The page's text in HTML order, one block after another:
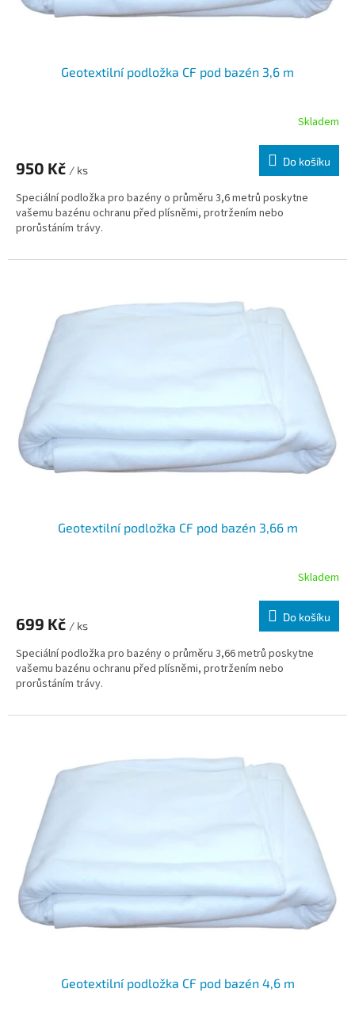
Geotextilní podložka CF pod bazén 3,6 m
Skladem
950 Kč / ks
Do košíku
Speciální podložka pro bazény o průměru 3,6 metrů poskytne
vašemu bazénu ochranu před plísněmi, protržením nebo
prorůstáním trávy.
Geotextilní podložka CF pod bazén 3,66 m
Skladem
699 Kč / ks
Do košíku
Speciální podložka pro bazény o průměru 3,66 metrů poskytne
vašemu bazénu ochranu před plísněmi, protržením nebo
prorůstáním trávy.
Geotextilní podložka CF pod bazén 4,6 m